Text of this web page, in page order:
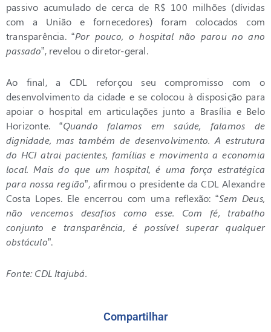
passivo acumulado de cerca de R$ 100 milhões (dívidas
com a União e fornecedores) foram colocados com
transparência. “Por pouco, o hospital não parou no ano
passado”, revelou o diretor-geral.
Ao final, a CDL reforçou seu compromisso com o
desenvolvimento da cidade e se colocou à disposição para
apoiar o hospital em articulações junto a Brasília e Belo
Horizonte. “Quando falamos em saúde, falamos de
dignidade, mas também de desenvolvimento. A estrutura
do HCI atrai pacientes, famílias e movimenta a economia
local. Mais do que um hospital, é uma força estratégica
para nossa região”, afirmou o presidente da CDL Alexandre
Costa Lopes. Ele encerrou com uma reflexão: “Sem Deus,
não vencemos desafios como esse. Com fé, trabalho
conjunto e transparência, é possível superar qualquer
obstáculo”.
Fonte: CDL Itajubá.
Compartilhar